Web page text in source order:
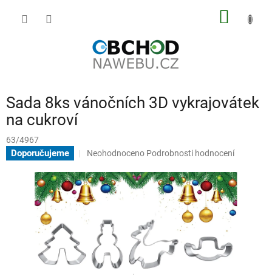
Sada 8ks vánočních 3D vykrajovátek
na cukroví
63/4967
Doporučujeme
Průměrné
produktu
je
0,0
5
hvězdiček.
Neohodnoceno Podrobnosti hodnocení